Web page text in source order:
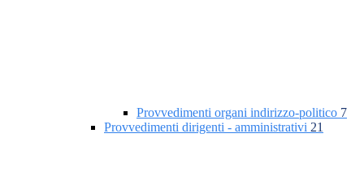
Provvedimenti organi indirizzo-politico 7
Provvedimenti dirigenti - amministrativi 21